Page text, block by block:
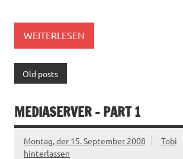
WEITERLESEN
Old posts
MEDIASERVER – PART 1
Montag, der 15. September 2008 Tobi
hinterlassen